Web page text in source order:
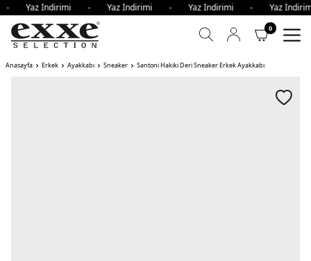
- Yaz İndirimi - Yaz İndirimi - Yaz İndirimi - Yaz
0
Anasayfa Erkek Ayakkabı Sneaker Santoni Hakiki Deri Sneaker Erkek Ayakkabı